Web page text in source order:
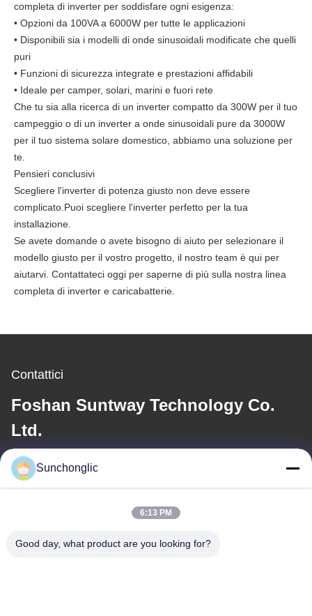
completa di inverter per soddisfare ogni esigenza:
• Opzioni da 100VA a 6000W per tutte le applicazioni
• Disponibili sia i modelli di onde sinusoidali modificate che quelli
puri
• Funzioni di sicurezza integrate e prestazioni affidabili
• Ideale per camper, solari, marini e fuori rete
Che tu sia alla ricerca di un inverter compatto da 300W per il tuo
campeggio o di un inverter a onde sinusoidali pure da 3000W
per il tuo sistema solare domestico, abbiamo una soluzione per
te.
Pensieri conclusivi
Scegliere l'inverter di potenza giusto non deve essere
complicato.Puoi scegliere l'inverter perfetto per la tua
installazione.
Se avete domande o avete bisogno di aiuto per selezionare il
modello giusto per il vostro progetto, il nostro team è qui per
aiutarvi. Contattateci oggi per saperne di più sulla nostra linea
completa di inverter e caricabatterie.
Contattici
Foshan Suntway Technology Co.
Ltd.
E-mail
Il nostro indirizzo
Sunchonglic
6:13 PM
Good day, what product are you looking for?